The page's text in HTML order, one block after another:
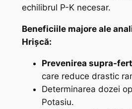
echilibrul P-K necesar.
Beneficiile majore ale
Hrișcă:
Prevenirea supra-
care reduce drastic
Determinarea dozei
Potasiu.